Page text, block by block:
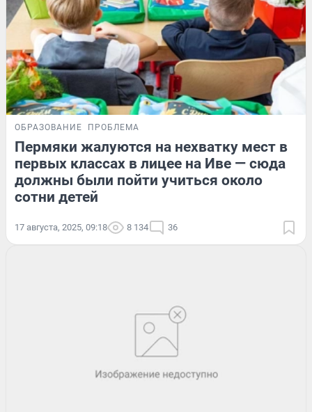
ОБРАЗОВАНИЕ ПРОБЛЕМА
Пермяки жалуются на нехватку мест в
первых классах в лицее на Иве — сюда
должны были пойти учиться около
сотни детей
17 августа, 2025, 09:18 8 134 36